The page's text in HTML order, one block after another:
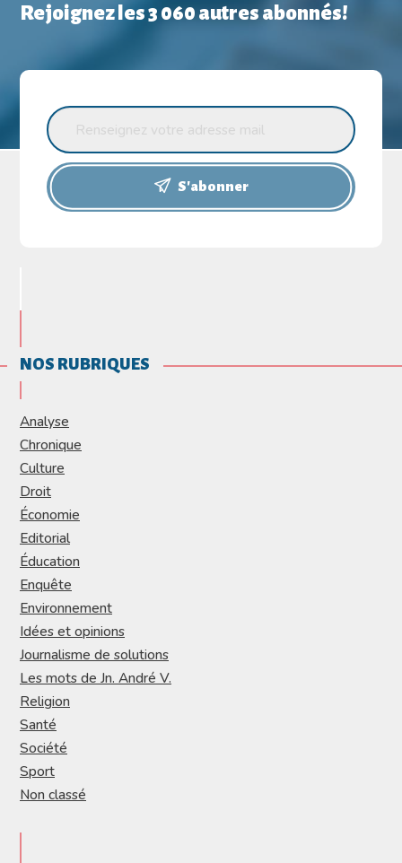
Rejoignez les 3 060 autres abonnés!
S'abonner
NOS RUBRIQUES
Analyse
Chronique
Culture
Droit
Économie
Editorial
Éducation
Enquête
Environnement
Idées et opinions
Journalisme de solutions
Les mots de Jn. André V.
Religion
Santé
Société
Sport
Non classé